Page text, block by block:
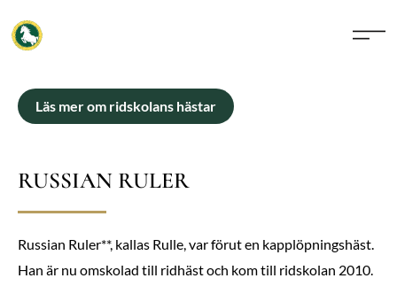
Läs mer om ridskolans hästar
RUSSIAN RULER
Russian Ruler**, kallas Rulle, var förut en kapplöpningshäst.
Han är nu omskolad till ridhäst och kom till ridskolan 2010.